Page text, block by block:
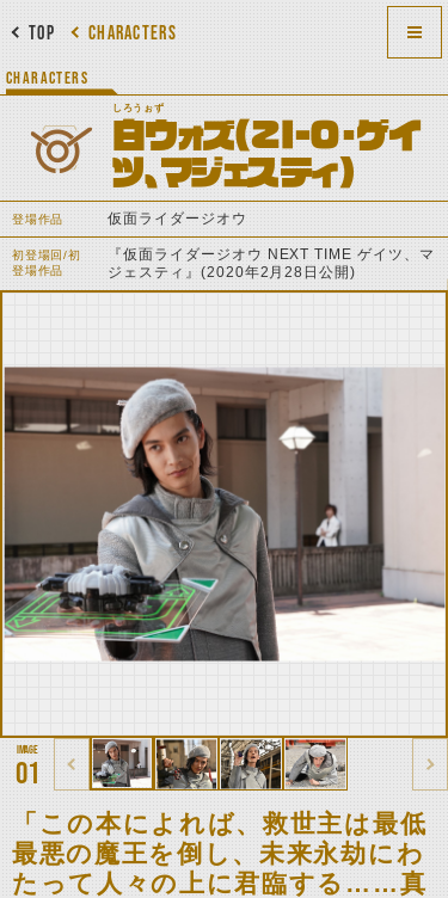
CHARACTERS
TOP
CHARACTERS
しろうぉず
白ウォズ(ZI-O・ゲイ
ツ、マジェスティ)
登場作品 仮面ライダージオウ
初登場回/初
登場作品
『仮面ライダージオウ NEXT TIME ゲイツ、マ
ジェスティ』(2020年2月28日公開)
01
「この本によれば、救世主は最低
最悪の魔王を倒し、未来永劫にわ
たって人々の上に君臨する……真